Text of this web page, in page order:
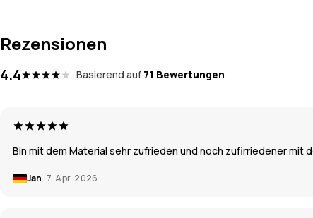
Rezensionen
4.4 Basierend auf 71 Bewertungen
Bin mit dem Material sehr zufrieden und noch zufirriedener mit
Jan 7. Apr. 2026